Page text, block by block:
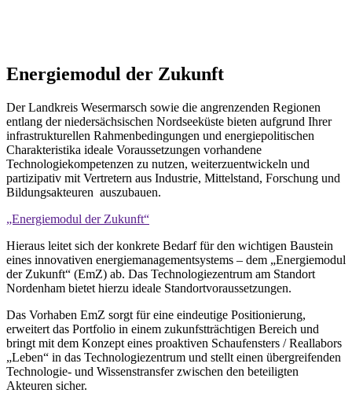
Energiemodul der Zukunft
Der Landkreis Wesermarsch sowie die angrenzenden Regionen
entlang der niedersächsischen Nordseeküste bieten aufgrund Ihrer
infrastrukturellen Rahmenbedingungen und energiepolitischen
Charakteristika ideale Voraussetzungen vorhandene
Technologiekompetenzen zu nutzen, weiterzuentwickeln und
partizipativ mit Vertretern aus Industrie, Mittelstand, Forschung und
Bildungsakteuren auszubauen.
„Energiemodul der Zukunft“
Hieraus leitet sich der konkrete Bedarf für den wichtigen Baustein
eines innovativen energiemanagementsystems – dem „Energiemodul
der Zukunft“ (EmZ) ab. Das Technologiezentrum am Standort
Nordenham bietet hierzu ideale Standortvoraussetzungen.
Das Vorhaben EmZ sorgt für eine eindeutige Positionierung,
erweitert das Portfolio in einem zukunfstträchtigen Bereich und
bringt mit dem Konzept eines proaktiven Schaufensters / Reallabors
„Leben“ in das Technologiezentrum und stellt einen übergreifenden
Technologie- und Wissenstransfer zwischen den beteiligten
Akteuren sicher.